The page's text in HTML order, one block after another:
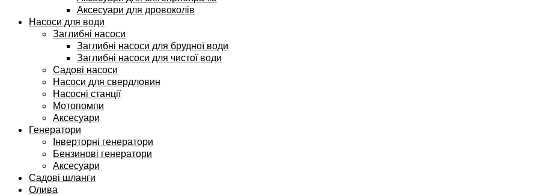
Аксесуари для дровоколів
Насоси для води
Заглибні насоси
Заглибні насоси для брудної води
Заглибні насоси для чистої води
Садові насоси
Насоси для свердловин
Насосні станції
Мотопомпи
Аксесуари
Генератори
Інверторні генератори
Бензинові генератори
Аксесуари
Садові шланги
Олива